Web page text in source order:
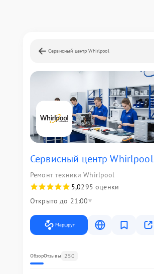
Сервисный центр Whirlpool
Сервисный центр Whirlpool
Ремонт техники Whirlpool
5,0295 оценки
Открыто до 21:00
Маршрут
ОбзорОтзывы 250